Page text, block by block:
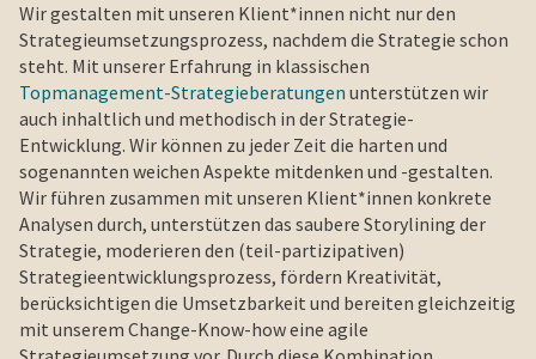
Wir gestalten mit unseren Klient*innen nicht nur den
Strategieumsetzungsprozess, nachdem die Strategie schon
steht. Mit unserer Erfahrung in klassischen
Topmanagement-Strategieberatungen unterstützen wir
auch inhaltlich und methodisch in der Strategie-
Entwicklung. Wir können zu jeder Zeit die harten und
sogenannten weichen Aspekte mitdenken und -gestalten.
Wir führen zusammen mit unseren Klient*innen konkrete
Analysen durch, unterstützen das saubere Storylining der
Strategie, moderieren den (teil-partizipativen)
Strategieentwicklungsprozess, fördern Kreativität,
berücksichtigen die Umsetzbarkeit und bereiten gleichzeitig
mit unserem Change-Know-how eine agile